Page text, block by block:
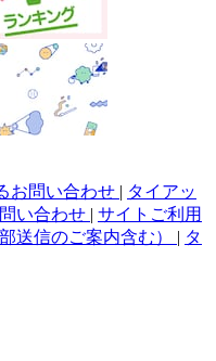
お問い合わせ | タイアッ
い合わせ | サイトご利用
送信のご案内含む） | タ